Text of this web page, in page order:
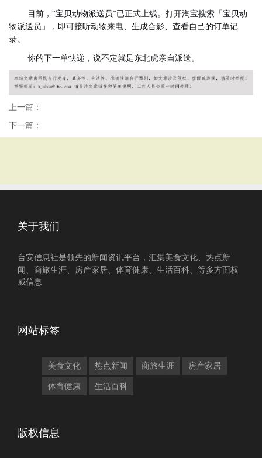
目前，“宝贝动物派送员”已正式上线。打开淘宝搜索「宝贝动
物派送员」，即可接听动物来电、生成合影、查看自己的订单记
录。
你的下一单快递，说不定就是东北虎亲自派送。
上一篇：
下一篇：
关于我们
台安信息社是领先的新闻资讯平台，汇集美食文化、热点新
闻、商旅生涯、房产家居、体育健康、生活百科、等多方面权
威信息
网站标签
美食文化 热点新闻 商旅生涯 房产家居
体育健康 生活百科
版权信息